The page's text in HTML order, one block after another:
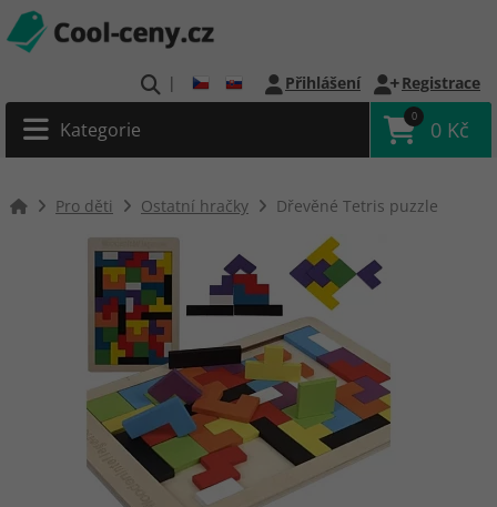
| Přihlášení Registrace
Kategorie
0
0 Kč
Pro děti Ostatní hračky Dřevěné Tetris puzzle